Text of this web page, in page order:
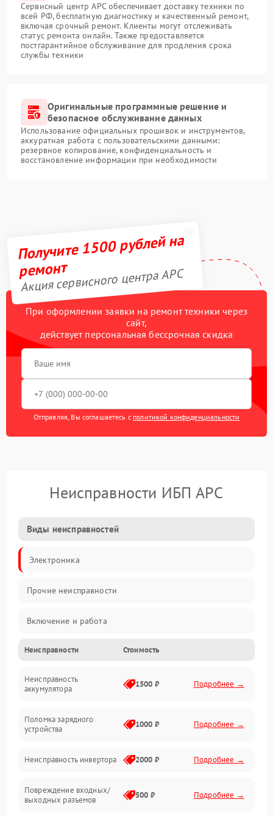
Сервисный центр APC обеспечивает доставку техники по
всей РФ, бесплатную диагностику и качественный ремонт,
включая срочный ремонт. Клиенты могут отслеживать
статус ремонта онлайн. Также предоставляется
постгарантийное обслуживание для продления срока
службы техники
Оригинальные программные решение и
безопасное обслуживание данных
Использование официальных прошивок и инструментов,
аккуратная работа с пользовательскими данными:
резервное копирование, конфиденциальность и
восстановление информации при необходимости
Получите 1500 рублей на
ремонт
Акция сервисного центра APC
При оформлении заявки на ремонт техники через
сайт,
действует персональная бессрочная скидка
Отправляя, Вы соглашаетесь с политикой конфиденциальности
Неисправности ИБП APC
Виды неисправностей
Электроника
Прочие неисправности
Включение и работа
Работа с нагрузкой
Звук и индикация
Механические повреждения
Неисправности Стоимость
Неисправность
аккумулятора
1500 ₽ Подробнее →
Поломка зарядного
устройства
1000 ₽ Подробнее →
Неисправность инвертора 2000 ₽ Подробнее →
Повреждение входных/
выходных разъемов
500 ₽ Подробнее →